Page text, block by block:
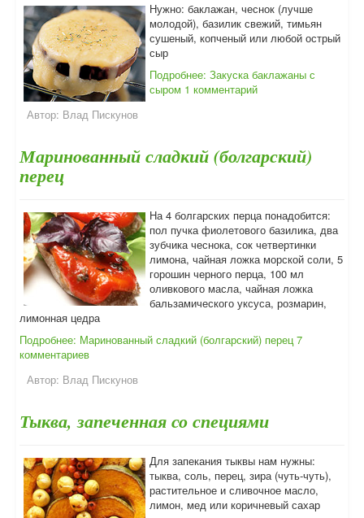
Нужно: баклажан, чеснок (лучше
молодой), базилик свежий, тимьян
сушеный, копченый или любой острый
сыр
Подробнее: Закуска баклажаны с
сыром 1 комментарий
Автор: Влад Пискунов
Маринованный сладкий (болгарский)
перец
На 4 болгарских перца понадобится:
пол пучка фиолетового базилика, два
зубчика чеснока, сок четвертинки
лимона, чайная ложка морской соли, 5
горошин черного перца, 100 мл
оливкового масла, чайная ложка
бальзамического уксуса, розмарин,
лимонная цедра
Подробнее: Маринованный сладкий (болгарский) перец 7
комментариев
Автор: Влад Пискунов
Тыква, запеченная со специями
Для запекания тыквы нам нужны:
тыква, соль, перец, зира (чуть-чуть),
растительное и сливочное масло,
лимон, мед или коричневый сахар